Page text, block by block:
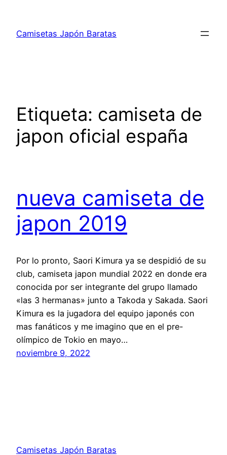
contenido
Camisetas Japón Baratas
Etiqueta: camiseta de
japon oficial españa
nueva camiseta de
japon 2019
Por lo pronto, Saori Kimura ya se despidió de su
club, camiseta japon mundial 2022 en donde era
conocida por ser integrante del grupo llamado
«las 3 hermanas» junto a Takoda y Sakada. Saori
Kimura es la jugadora del equipo japonés con
mas fanáticos y me imagino que en el pre-
olímpico de Tokio en mayo…
noviembre 9, 2022
Camisetas Japón Baratas